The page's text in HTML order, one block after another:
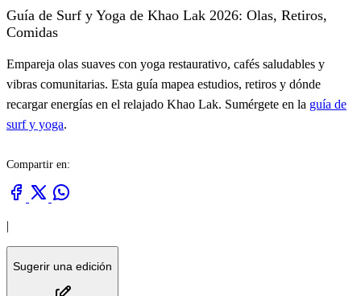
Guía de Surf y Yoga de Khao Lak 2026: Olas, Retiros,
Comidas
Empareja olas suaves con yoga restaurativo, cafés saludables y
vibras comunitarias. Esta guía mapea estudios, retiros y dónde
recargar energías en el relajado Khao Lak. Sumérgete en la guía de
surf y yoga.
Compartir en:
|
Sugerir una edición